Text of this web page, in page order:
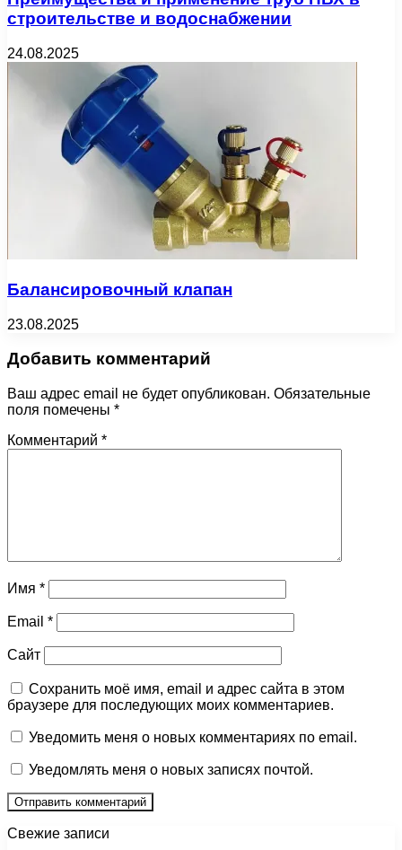
строительстве и водоснабжении
24.08.2025
Балансировочный клапан
23.08.2025
Добавить комментарий
Ваш адрес email не будет опубликован. Обязательные
поля помечены *
Комментарий *
Имя *
Email *
Сайт
Сохранить моё имя, email и адрес сайта в этом
браузере для последующих моих комментариев.
Уведомить меня о новых комментариях по email.
Уведомлять меня о новых записях почтой.
Свежие записи